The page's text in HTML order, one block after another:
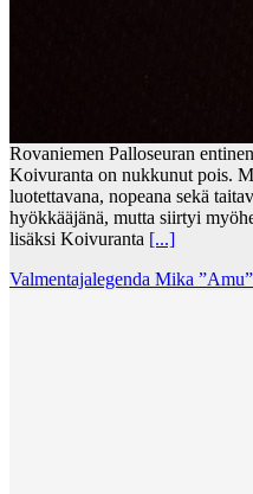
Rovaniemen Palloseuran
Koivuranta on nukkunut pois.
luotettavana, nopeana sekä
hyökkääjänä, mutta siirtyi
lisäksi Koivuranta [...]
Valmentajalegenda Mika